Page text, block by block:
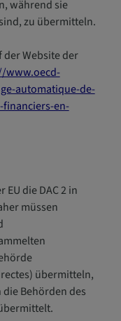
während sie
zu übermitteln.
Website der
www.oecd-
automatique-de-
en-
die DAC 2 in
müssen
übermitteln,
Behörden des